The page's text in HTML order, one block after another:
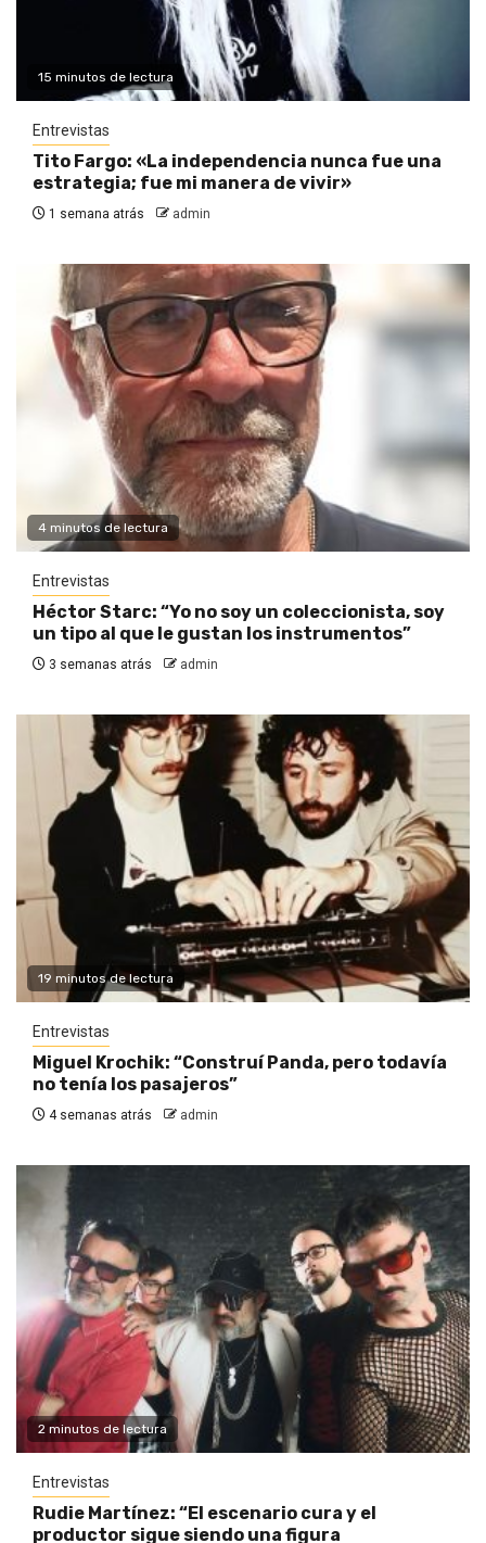
15 minutos de lectura
Entrevistas
Tito Fargo: «La independencia nunca fue una
estrategia; fue mi manera de vivir»
1 semana atrás admin
4 minutos de lectura
Entrevistas
Héctor Starc: “Yo no soy un coleccionista, soy
un tipo al que le gustan los instrumentos”
3 semanas atrás admin
19 minutos de lectura
Entrevistas
Miguel Krochik: “Construí Panda, pero todavía
no tenía los pasajeros”
4 semanas atrás admin
2 minutos de lectura
Entrevistas
Rudie Martínez: “El escenario cura y el
productor sigue siendo una figura